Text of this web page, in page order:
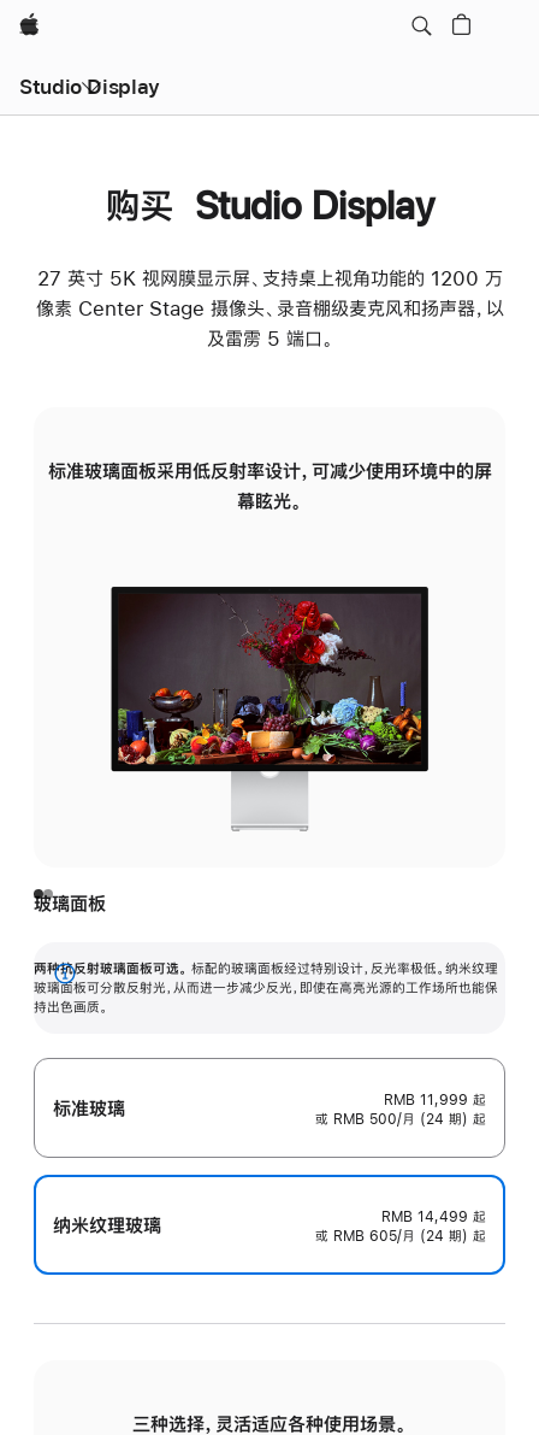
Apple
Studio Display
购买 Studio Display
27 英寸 5K 视网膜显示屏、支持桌上视角功能的 1200 万
像素 Center Stage 摄像头、录音棚级麦克风和扬声器，以
及雷雳 5 端口。
标准玻璃面板采用低反射率设计，可减少使用环境中的屏
幕眩光。
玻璃面板
两种抗反射玻璃面板可选。 标配的玻璃面板经过特别设计，反光率极低。纳米纹理
玻璃面板可分散反射光，从而进一步减少反光，即使在高亮光源的工作场所也能保
持出色画质。
展
开
标准玻璃 RMB 11,999 起
或 RMB 500/月 (24 期) 起
纳米纹理玻璃 RMB 14,499 起
或 RMB 605/月 (24 期) 起
三种选择，灵活适应各种使用场景。